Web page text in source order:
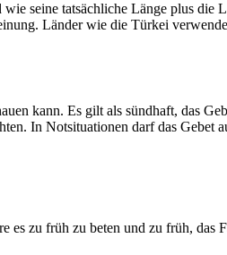
seine tatsächliche Länge plus die
Länder wie die Türkei
kann. Es gilt als sündhaft, das
In Notsituationen darf das Gebet
es zu früh zu beten und zu früh, das